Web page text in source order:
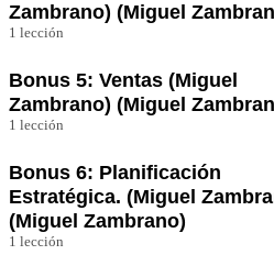
Zambrano) (Miguel
RELACIONES
1 lección
Bonus 5: Ventas (Miguel
Zambrano) (Miguel
1 lección
Bonus 6: Planificación
Estratégica. (Miguel
(Miguel Zambrano)
1 lección